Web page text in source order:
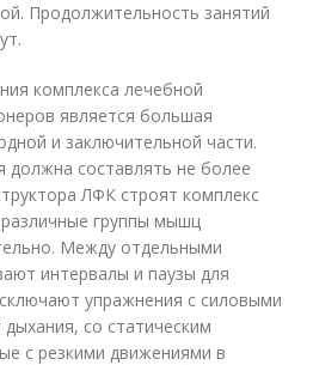
Продолжительность занятий
комплекса лечебной
является большая
и заключительной части.
должна составлять не более
ЛФК строят комплекс
группы мышц
Между отдельными
интервалы и паузы для
упражнения с силовыми
со статическим
с резкими движениями в